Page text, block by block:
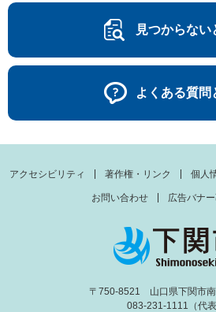
見つからない
よくある質問
アクセシビリティ 著作権・リンク 個人
お問い合わせ 広告バナ
〒750-8521 山口県下関市
083-231-1111（代表